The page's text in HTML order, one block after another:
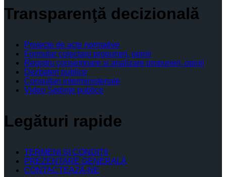
Transparenţă decizională
Proiecte de acte normative
Formular colectare propuneri, opinii
Registru consemnare si analizare propuneri, opinii
Dezbateri publice
Consultari interministeriale
Video Şedinţe publice
Legături rapide
TERMENI ŞI CONDIŢII
PREZENTARE GENERALĂ
CONTACTEAZĂ-NE